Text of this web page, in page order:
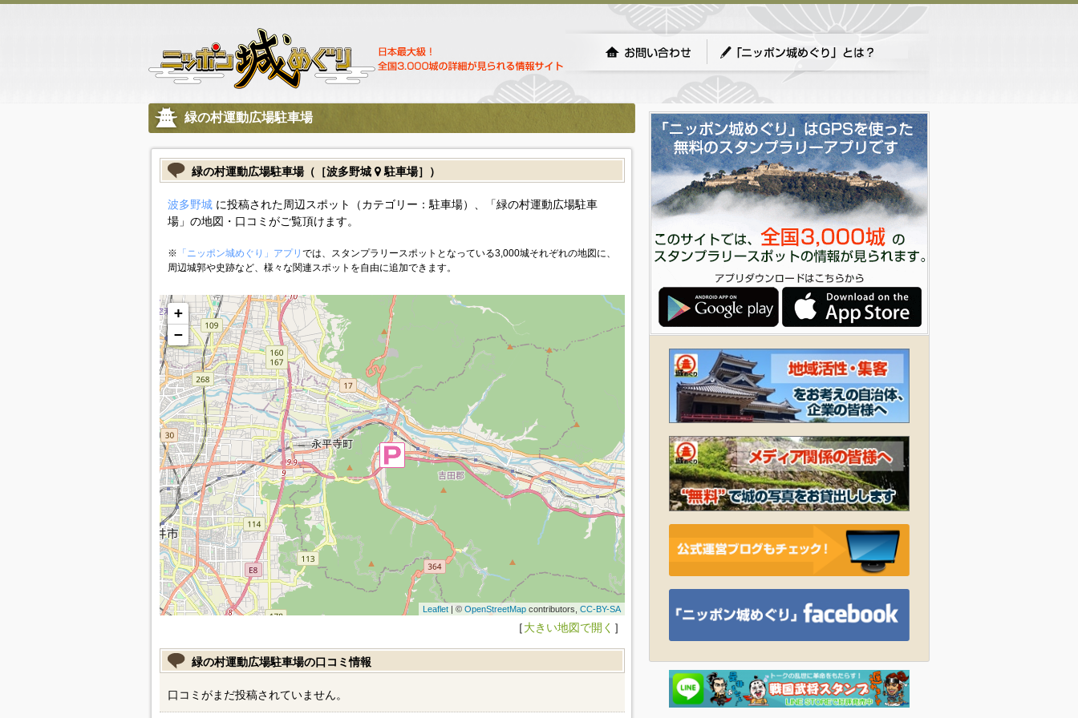
緑の村運動広場駐車場
緑の村運動広場駐車場（［波多野城 駐車場］）
波多野城に投稿された周辺スポット（カテゴリー：駐車場）、「緑の村運動広場駐車
場」の地図・口コミがご覧頂けます。
※ 「ニッポン城めぐり」アプリ では、スタンプラリースポットとなっている3,000城それぞれの地図に、
周辺城郭や史跡など、様々な関連スポットを自由に追加できます。
+
−
Leaflet| © OpenStreetMapcontributors, CC-BY-SA
［大きい地図で開く ］
緑の村運動広場駐車場の口コミ情報
口コミがまだ投稿されていません。